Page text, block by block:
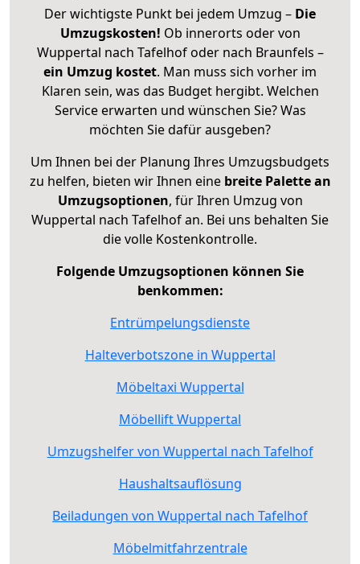
Der wichtigste Punkt bei jedem Umzug – Die
Umzugskosten! Ob innerorts oder von
Wuppertal nach Tafelhof oder nach Braunfels –
ein Umzug kostet. Man muss sich vorher im
Klaren sein, was das Budget hergibt. Welchen
Service erwarten und wünschen Sie? Was
möchten Sie dafür ausgeben?
Um Ihnen bei der Planung Ihres Umzugsbudgets
zu helfen, bieten wir Ihnen eine breite Palette an
Umzugsoptionen, für Ihren Umzug von
Wuppertal nach Tafelhof an. Bei uns behalten Sie
die volle Kostenkontrolle.
Folgende Umzugsoptionen können Sie
benkommen:
Entrümpelungsdienste
Halteverbotszone in Wuppertal
Möbeltaxi Wuppertal
Möbellift Wuppertal
Umzugshelfer von Wuppertal nach Tafelhof
Haushaltsauflösung
Beiladungen von Wuppertal nach Tafelhof
Möbelmitfahrzentrale